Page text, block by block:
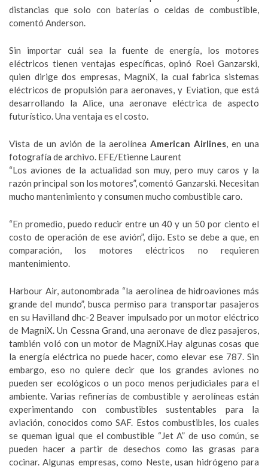
distancias que solo con baterías o celdas de combustible,
comentó Anderson.
Sin importar cuál sea la fuente de energía, los motores
eléctricos tienen ventajas específicas, opinó Roei Ganzarski,
quien dirige dos empresas, MagniX, la cual fabrica sistemas
eléctricos de propulsión para aeronaves, y Eviation, que está
desarrollando la Alice, una aeronave eléctrica de aspecto
futurístico. Una ventaja es el costo.
Vista de un avión de la aerolíneaAmerican Airlines, en una
fotografía de archivo. EFE/Etienne Laurent
“Los aviones de la actualidad son muy, pero muy caros y la
razón principal son los motores”, comentó Ganzarski. Necesitan
mucho mantenimiento y consumen mucho combustible caro.
“En promedio, puedo reducir entre un 40 y un 50 por ciento el
costo de operación de ese avión”, dijo. Esto se debe a que, en
comparación, los motores eléctricos no requieren
mantenimiento.
Harbour Air, autonombrada “la aerolínea de hidroaviones más
grande del mundo”, busca permiso para transportar pasajeros
en su Havilland dhc-2 Beaver impulsado por un motor eléctrico
de MagniX. Un Cessna Grand, una aeronave de diez pasajeros,
también voló con un motor de MagniX.Hay algunas cosas que
la energía eléctrica no puede hacer, como elevar ese 787. Sin
embargo, eso no quiere decir que los grandes aviones no
pueden ser ecológicos o un poco menos perjudiciales para el
ambiente. Varias refinerías de combustible y aerolíneas están
experimentando con combustibles sustentables para la
aviación, conocidos como SAF. Estos combustibles, los cuales
se queman igual que el combustible “Jet A” de uso común, se
pueden hacer a partir de desechos como las grasas para
cocinar. Algunas empresas, como Neste, usan hidrógeno para